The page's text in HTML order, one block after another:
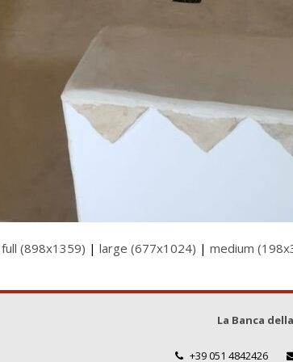
full (898x1359) | large (677x1024) | medium
La Banca
+39 051 4842426